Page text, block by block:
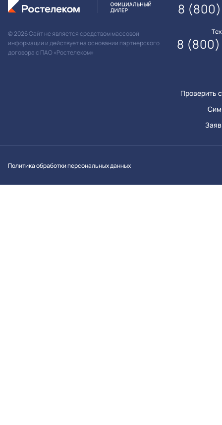
© 2026 Сайт не является средством массовой
информации и действует на основании партнерского
договора с ПАО «Ростелеком»
Проверить
8
8
Политика обработки персональных данных